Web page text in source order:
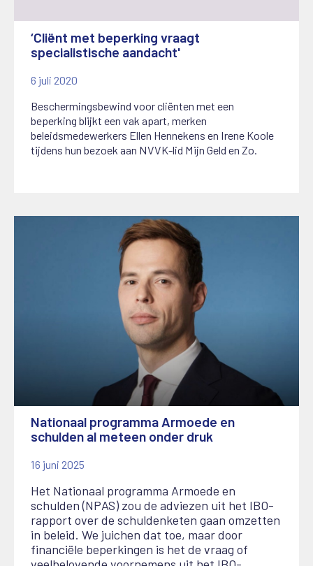
‘Cliënt met beperking vraagt
specialistische aandacht'
6 juli 2020
Beschermingsbewind voor cliënten met een
beperking blijkt een vak apart, merken
beleidsmedewerkers Ellen Hennekens en Irene Koole
tijdens hun bezoek aan NVVK-lid Mijn Geld en Zo.
Nationaal programma Armoede en
schulden al meteen onder druk
16 juni 2025
Het Nationaal programma Armoede en
schulden (NPAS) zou de adviezen uit het IBO-
rapport over de schuldenketen gaan omzetten
in beleid. We juichen dat toe, maar door
financiële beperkingen is het de vraag of